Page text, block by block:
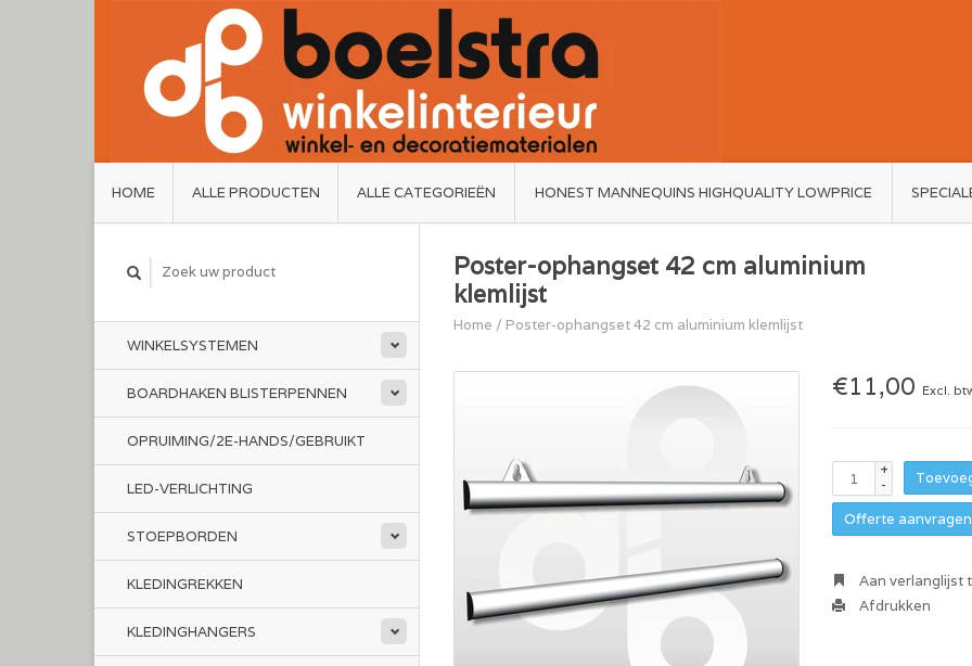
HOME ALLE PRODUCTEN ALLE CATEGORIEËN HONEST MANNEQUINS HIGHQUALITY LOWPRICE
WINKELSYSTEMEN
BOARDHAKEN BLISTERPENNEN
OPRUIMING/2E-HANDS/GEBRUIKT
LED-VERLICHTING
STOEPBORDEN
KLEDINGREKKEN
KLEDINGHANGERS
Poster-ophangset 42 cm aluminium
klemlijst
Home / Poster-ophangset 42 cm aluminium klemlijst
€11,00 Excl.
+
-
Offerte
Aan verlanglijst
Afdrukken